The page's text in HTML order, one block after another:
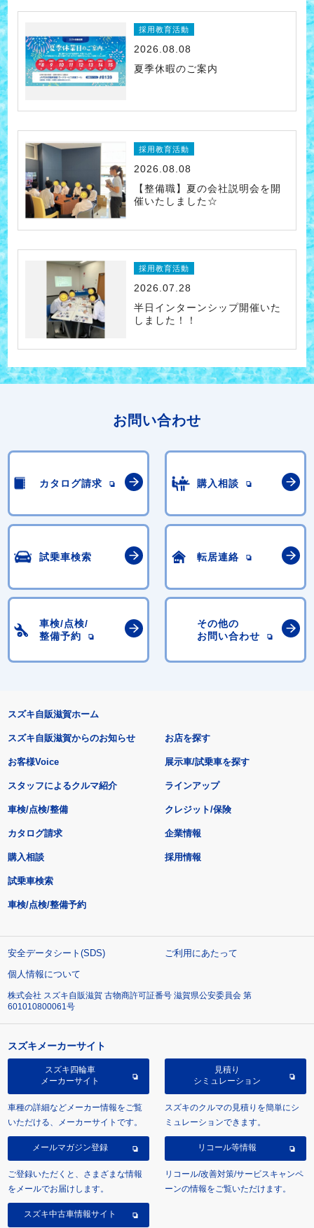
採用教育活動
2026.08.08
夏季休暇のご案内
採用教育活動
2026.08.08
【整備職】夏の会社説明会を開
催いたしました☆
採用教育活動
2026.07.28
半日インターンシップ開催いた
しました！！
お問い合わせ
カタログ請求 購入相談
試乗車検索 転居連絡
車検/点検/
整備予約
その他の
お問い合わせ
スズキ自販滋賀ホーム
スズキ自販滋賀からのお知らせ
お客様Voice
スタッフによるクルマ紹介
お店を探す
展示車/試乗車を探す
ラインアップ
車検/点検/整備 クレジット/保険
カタログ請求
購入相談
試乗車検索
車検/点検/整備予約
企業情報
採用情報
安全データシート(SDS)
ご利用にあたって
個人情報について
株式会社 スズキ自販滋賀 古物商許可証番号 滋賀県公安委員会 第
601010800061号
スズキメーカーサイト
スズキ四輪車
メーカーサイト
車種の詳細などメーカー情報をご覧
いただける、メーカーサイトです。
見積り
シミュレーション
スズキのクルマの見積りを簡単にシ
ミュレーションできます。
メールマガジン登録
ご登録いただくと、さまざまな情報
をメールでお届けします。
リコール等情報
リコール/改善対策/サービスキャンペ
ーンの情報をご覧いただけます。
スズキ中古車情報サイト